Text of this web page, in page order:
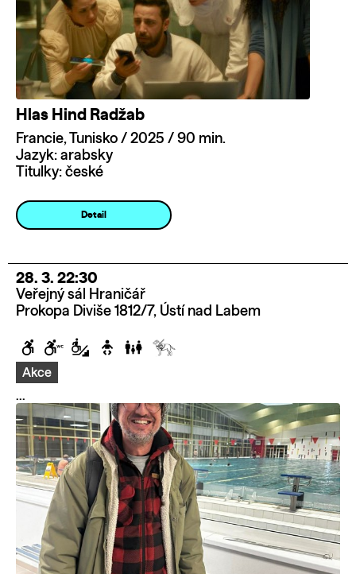
Hlas Hind Radžab
Francie, Tunisko / 2025 / 90 min.
Jazyk: arabsky
Titulky: české
Detail
28. 3. 22:30
Veřejný sál Hraničář
Prokopa Diviše 1812/7, Ústí nad Labem
Akce
...